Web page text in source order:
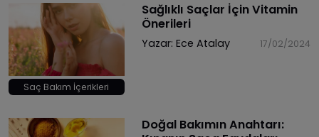
Saç Bakım İçerikleri
Sağlıklı Saçlar İçin Vitamin
Önerileri
Yazar: Ece Atalay 17/02/2024
Doğal Bakımın Anahtarı: